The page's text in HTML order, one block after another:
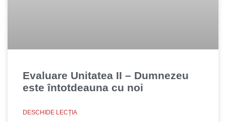
Evaluare Unitatea II – Dumnezeu
este întotdeauna cu noi
DESCHIDE LECȚIA